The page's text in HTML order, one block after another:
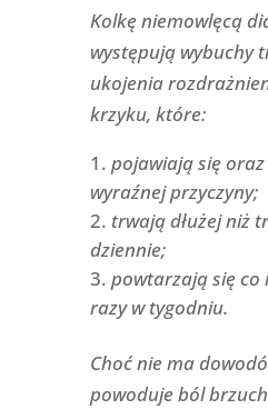
Kolkę niemowlęcą
występują wybuchy
ukojenia
krzyku, które:
pojawiają się
wyraźnej przyczyny;
trwają dłużej niż
dziennie;
powtarzają się co
razy w tygodniu.
Choć nie ma
powoduje ból